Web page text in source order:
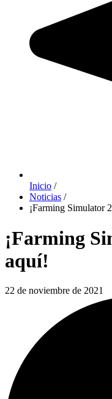
Inicio /
Noticias /
¡Farming Simulator
¡Farming
aquí!
22 de noviembre de 2021